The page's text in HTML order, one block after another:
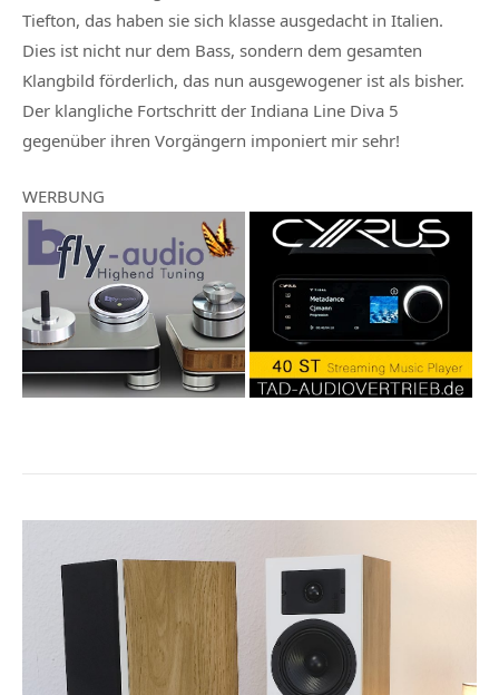
Tiefton, das haben sie sich klasse ausgedacht in Italien.
Dies ist nicht nur dem Bass, sondern dem gesamten
Klangbild förderlich, das nun ausgewogener ist als bisher.
Der klangliche Fortschritt der Indiana Line Diva 5
gegenüber ihren Vorgängern imponiert mir sehr!
WERBUNG